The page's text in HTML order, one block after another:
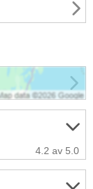
4.2 av 5.0